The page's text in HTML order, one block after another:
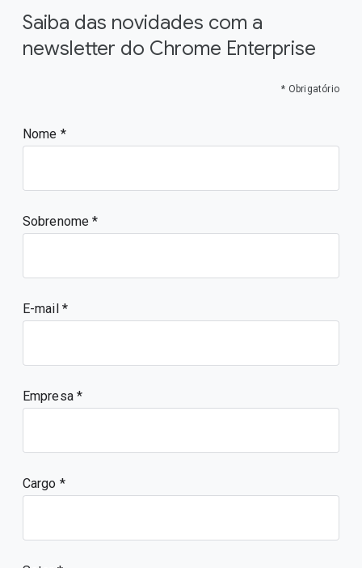
Saiba das novidades com a
newsletter do Chrome Enterprise
* Obrigatório
Nome
Sobrenome
E-mail
Empresa
Cargo